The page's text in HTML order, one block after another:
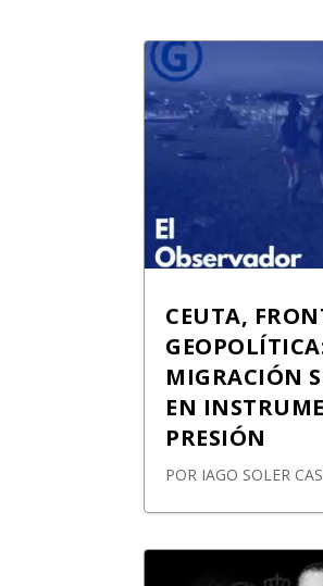
CEUTA,
MIGRACIÓN
EN
PRESIÓN
POR IAGO SOLER